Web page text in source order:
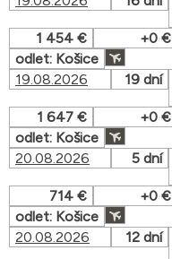
1 454 €
+0 €
odlet: Košice
19.08.2026
19 dní
1 647 €
+0 €
odlet: Košice
20.08.2026
5 dní
714 €
+0 €
odlet: Košice
20.08.2026
12 dní